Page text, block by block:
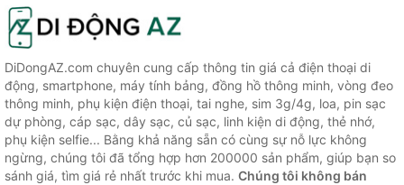
DiDongAZ.com chuyên cung cấp thông tin giá cả điện thoại di
động, smartphone, máy tính bảng, đồng hồ thông minh, vòng đeo
thông minh, phụ kiện điện thoại, tai nghe, sim 3g/4g, loa, pin sạc
dự phòng, cáp sạc, dây sạc, củ sạc, linh kiện di động, thẻ nhớ,
phụ kiện selfie... Bằng khả năng sẵn có cùng sự nỗ lực không
ngừng, chúng tôi đã tổng hợp hơn 200000 sản phẩm, giúp bạn so
sánh giá, tìm giá rẻ nhất trước khi mua. Chúng tôi không bán